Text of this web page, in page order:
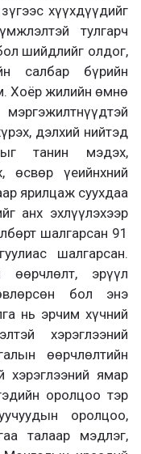
хүүхдүүдийг
тулгарч
шийдлийг олдог,
салбар бүрийн
Хоёр жилийн өмнө
дэлхий нийтэд
танин мэдэх,
өсвөр үеийнхний
ярилцаж суухдаа
анх эхлүүлэхээр
шалгарсан 91
шалгарсан.
өөрчлөлт, эрүүл
бол энэ
нь эрчим хүчний
хэрэглээний
өөрчлөлтийн
хэрэглээний ямар
оролцоо тэр
оролцоо,
талаар мэдлэг,